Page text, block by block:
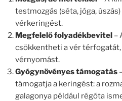
testmozgás (séta, jóga,
vérkeringést.
Megfelelő folyadékbevitel –
csökkentheti a vér
vérnyomást.
Gyógynövényes támogatás
támogatja a keringést: a
galagonya például régóta